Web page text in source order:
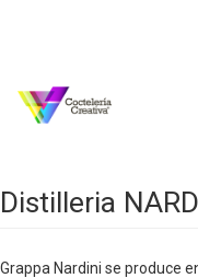
Distilleria
Grappa Nardini se produce